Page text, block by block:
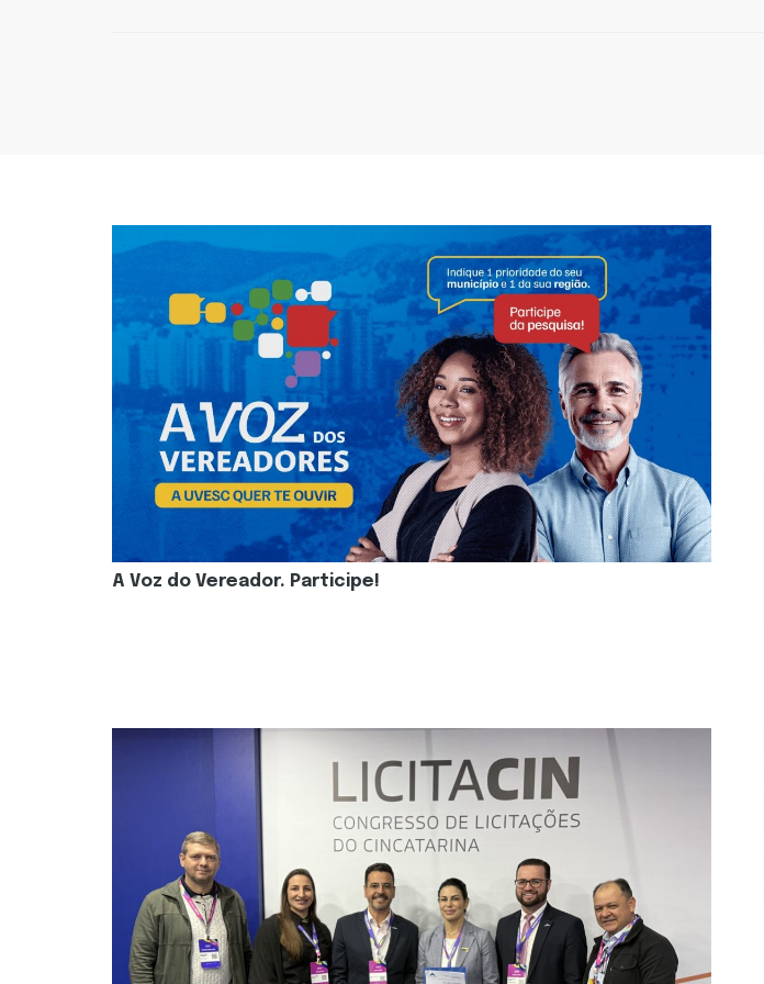
A Voz do Vereador. Participe!